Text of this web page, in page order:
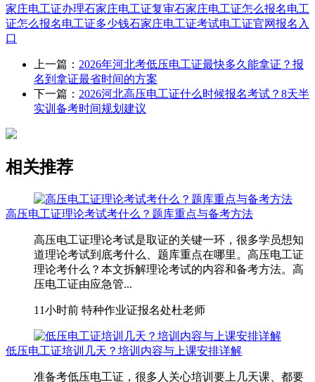
家庄电工证办理石家庄电工证复审石家庄电工证怎么报名电工
证怎么报名电工证多少钱石家庄电工证考试电工证官网报名入
口
上一篇： 2026年河北考低压电工证最快多久能拿证？报
名到拿证最省时间的方案
下一篇： 2026河北高压电工证什么时候报名考试？8天半
实训备考时间规划建议
相关推荐
高压电工证理论考试考什么？题库重点与备考方法
高压电工证理论考试是取证的关键一环，很多学员想知
道理论考试到底考什么、题库重点在哪里。高压电工证
理论考什么？本文拆解理论考试的内容和备考方法。高
压电工证由应急管...
11小时前 特种作业证报名处杜老师
低压电工证培训几天？培训内容与上课安排详解
准备考低压电工证，很多人关心培训要上几天课、都要